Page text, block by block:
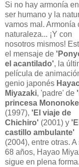
Si no hay armonía
ser humano y la
vamos mal. Armonía
naturaleza... ¡Y con
nosotros mismos!
el mensaje de
el acantilado', la
película de
genio japonés
Miyazaki, 'padre' de
princesa
(1997), 'El viaje de
Chichiro' (2001) y 'El
castillo ambulante'
(2004), entre otras. A
68 años, Hayao
sigue en plena forma.